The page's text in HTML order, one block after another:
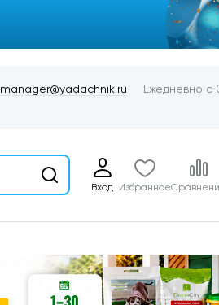
manager@yadachnik.ru Ежедневно с
Вход Избранное